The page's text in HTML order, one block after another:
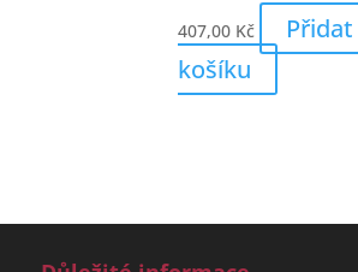
407,00 Kč
košíku